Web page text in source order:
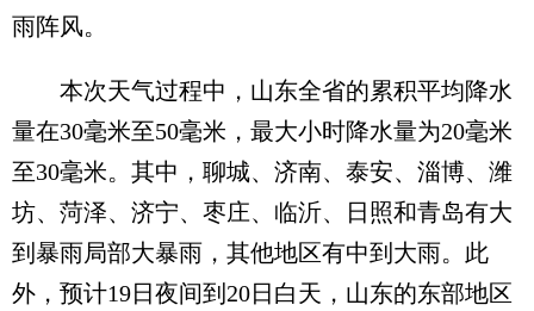
雨阵风。
本次天气过程中，山东全省的累积平均降水
量在30毫米至50毫米，最大小时降水量为20毫米
至30毫米。其中，聊城、济南、泰安、淄博、潍
坊、菏泽、济宁、枣庄、临沂、日照和青岛有大
到暴雨局部大暴雨，其他地区有中到大雨。此
外，预计19日夜间到20日白天，山东的东部地区